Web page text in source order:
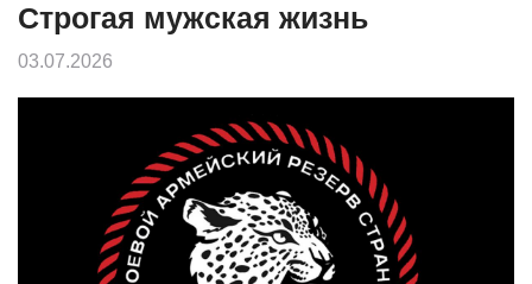
Строгая мужская жизнь
03.07.2026